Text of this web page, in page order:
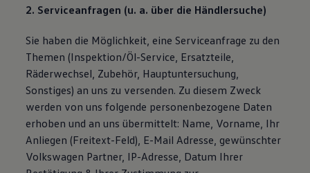
2. Serviceanfragen (u. a. über die Händlersuche)
Sie haben die Möglichkeit, eine Serviceanfrage zu den
Themen (Inspektion/Öl-Service, Ersatzteile,
Räderwechsel, Zubehör, Hauptuntersuchung,
Sonstiges) an uns zu versenden. Zu diesem Zweck
werden von uns folgende personenbezogene Daten
erhoben und an uns übermittelt: Name, Vorname, Ihr
Anliegen (Freitext-Feld), E-Mail Adresse, gewünschter
Volkswagen Partner, IP-Adresse, Datum Ihrer